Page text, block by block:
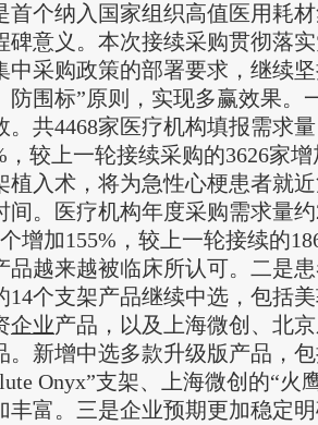
个纳入国家组织高值医用耗材
碑意义。本次接续采购贯彻落
中采购政策的部署要求，继续
防围标”原则，实现多赢效果。
。共4468家医疗机构填报需求
，较上一轮接续采购的3626家
植入术，将为急性心梗患者就
间。医疗机构年度采购需求量
增加155%，较上一轮接续的
品越来越被临床所认可。二是
14个支架产品继续中选，包括
企业产品，以及上海微创、北
。新增中选多款升级版产品，
Onyx”支架、上海微创的“火
丰富。三是企业预期更加稳定